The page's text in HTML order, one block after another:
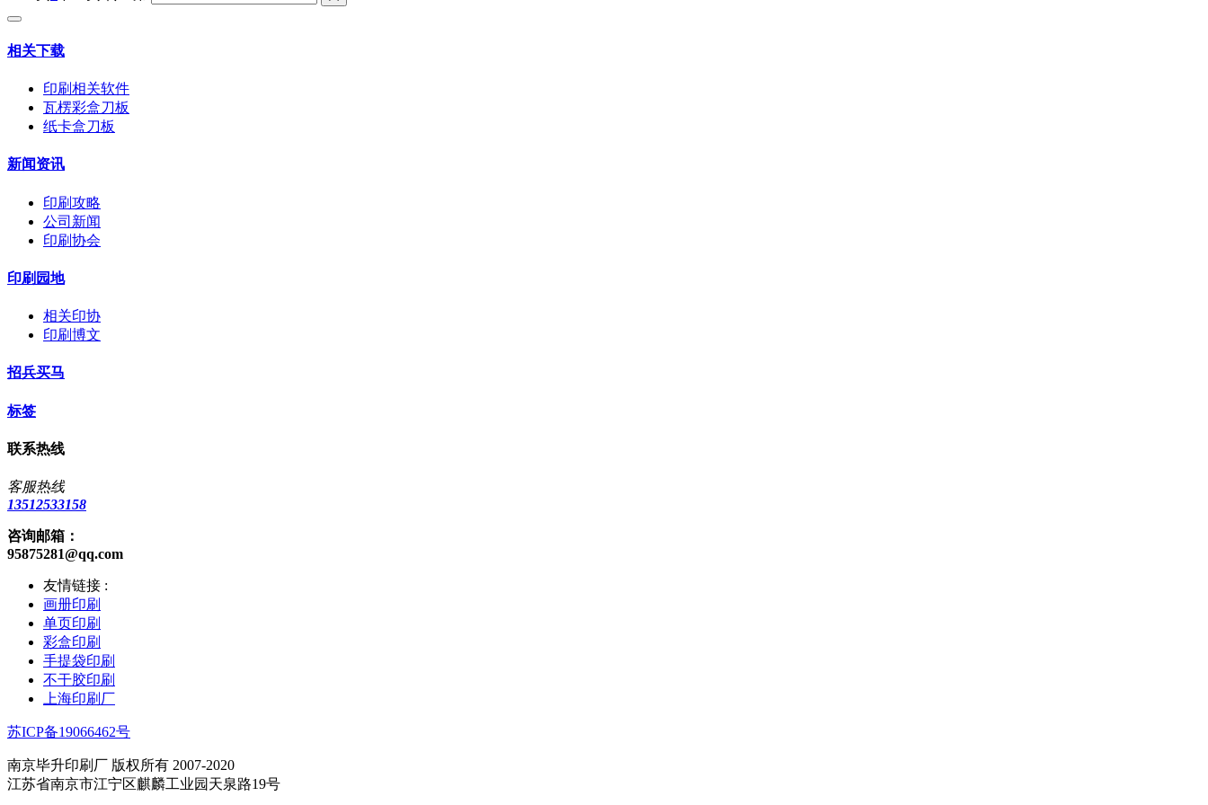
相关下载
印刷相关软件
瓦楞彩盒刀板
纸卡盒刀板
新闻资讯
印刷攻略
公司新闻
印刷协会
印刷园地
相关印协
印刷博文
招兵买马
标签
联系热线
客服热线
13512533158
咨询邮箱：
95875281@qq.com
友情链接 :
画册印刷
单页印刷
彩盒印刷
手提袋印刷
不干胶印刷
上海印刷厂
苏ICP备19066462号
南京毕升印刷厂 版权所有 2007-2020
江苏省南京市江宁区麒麟工业园天泉路19号